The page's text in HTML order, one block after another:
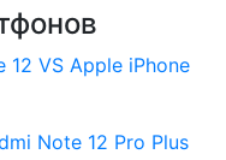
12 VS Apple iPhone
Note 12 Pro Plus